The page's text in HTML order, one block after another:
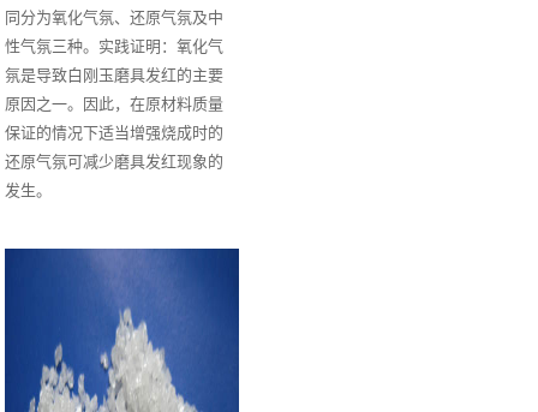
同分为氧化气氛、还原气氛及中
性气氛三种。实践证明：氧化气
氛是导致白刚玉磨具发红的主要
原因之一。因此，在原材料质量
保证的情况下适当增强烧成时的
还原气氛可减少磨具发红现象的
发生。